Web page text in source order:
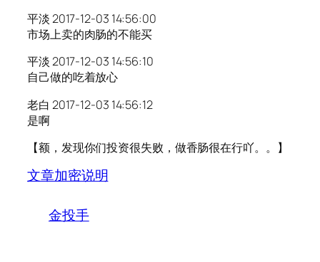
平淡 2017-12-03 14:56:00
市场上卖的肉肠的不能买
平淡 2017-12-03 14:56:10
自己做的吃着放心
老白 2017-12-03 14:56:12
是啊
【额，发现你们投资很失败，做香肠很在行吖。。】
文章加密说明
金投手